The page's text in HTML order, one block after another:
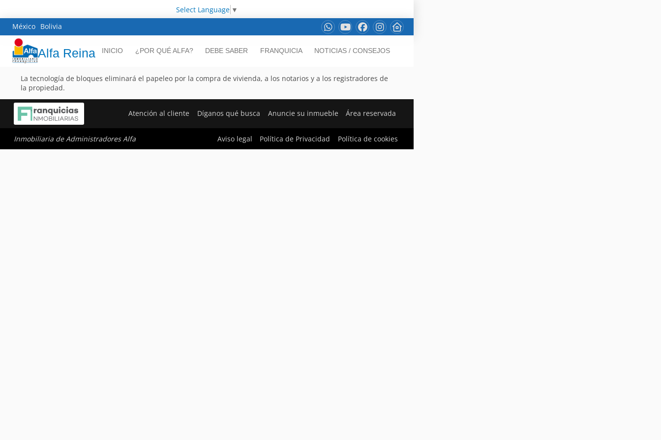
Select Language ▼
México Bolivia
Alfa Reina INICIO ¿POR QUÉ ALFA? DEBE SABER FRANQUICIA NOTICIAS / CONSEJOS
La tecnología de bloques eliminará el papeleo por la compra de vivienda, a los notarios y a los registradores de
la propiedad.
Atención al cliente Díganos qué busca Anuncie su inmueble Área reservada
Inmobiliaria de Administradores Alfa Aviso legal Política de Privacidad Política de cookies